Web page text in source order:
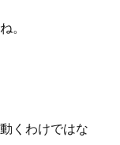
。
くわけではな